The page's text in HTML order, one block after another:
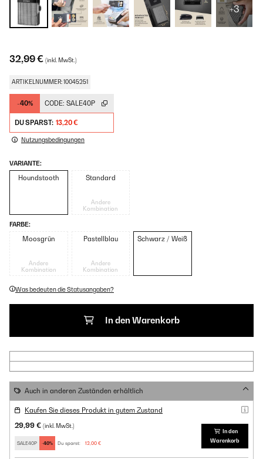
+3
32,99 € (inkl. MwSt.)
ARTIKELNUMMER: 10045251
-40% CODE: SALE40P
DU SPARST: 13,20 €
Nutzungsbedingungen
VARIANTE:
Houndstooth Standard
Andere
Kombination
FARBE:
Moosgrün
Andere
Kombination
Pastellblau
Andere
Kombination
Schwarz / Weiß
Was bedeuten die Statusangaben?
In den Warenkorb
Auch in anderen Zuständen erhältlich
Kaufen Sie dieses Produkt in gutem Zustand
29,99 € (inkl. MwSt.)
SALE40P -40% Du sparst: 12,00 €
In den
Warenkorb